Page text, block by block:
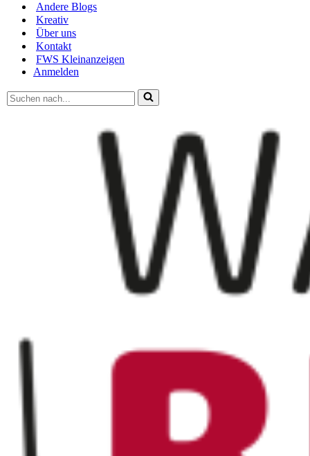
Andere Blogs
Kreativ
Über uns
Kontakt
FWS Kleinanzeigen
Anmelden
Suchen
nach …